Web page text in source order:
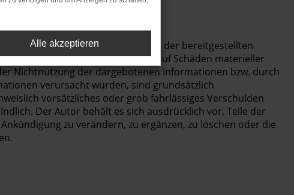
Richtigkeit und Vollständigkeit der bereitgestellten
gegen den Autor, welche sich auf Schäden materieller
Nichtnutzung der dargebotenen Informationen bzw. durch
verursacht wurden, sind grundsätzlich
vorsätzliches oder grob fahrlässiges Verschulden
Der Autor behält es sich ausdrücklich vor, Teile der
zu verändern, zu ergänzen, zu löschen oder die
Alle akzeptieren